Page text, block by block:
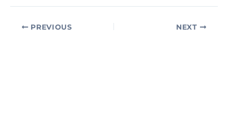
PREVIOUS NEXT